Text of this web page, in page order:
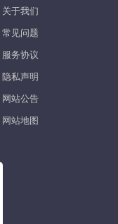
关于我们
常见问题
服务协议
隐私声明
网站公告
网站地图